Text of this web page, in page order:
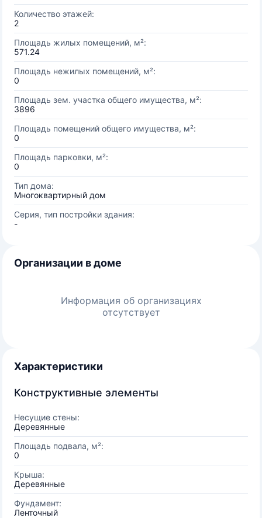
Количество этажей:
2
Площадь жилых помещений, м²:
571.24
Площадь нежилых помещений, м²:
0
Площадь зем. участка общего имущества, м²:
3896
Площадь помещений общего имущества, м²:
0
Площадь парковки, м²:
0
Тип дома:
Многоквартирный дом
Серия, тип постройки здания:
-
Организации в доме
Информация об организациях
отсутствует
Характеристики
Конструктивные элементы
Несущие стены:
Деревянные
Площадь подвала, м²:
0
Крыша:
Деревянные
Фундамент:
Ленточный